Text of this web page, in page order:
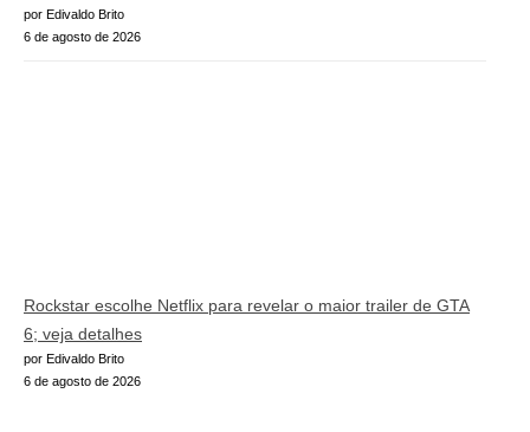
por Edivaldo Brito
6 de agosto de 2026
Rockstar escolhe Netflix para revelar o maior trailer de GTA
6; veja detalhes
por Edivaldo Brito
6 de agosto de 2026